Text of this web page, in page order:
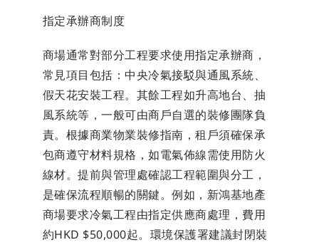
指定承辦商制度
商場通常對部分工程要求使用指定承辦商，
常見項目包括：中央冷氣接駁與通風系統、
假天花安裝工程。其餘工程如升高地台、抽
風系統等，一般可由商戶自選的裝修團隊負
責。根據商業物業裝修指南，租戶須確保承
包商遵守材料規格，如電氣佈線需使用防火
線材。提前與管理處確認工程範圍與分工，
是確保流程順暢的關鍵。例如，新鴻基地產
商場要求冷氣工程由指定供應商處理，費用
約HKD $50,000起。環境保護署建議封閉裝